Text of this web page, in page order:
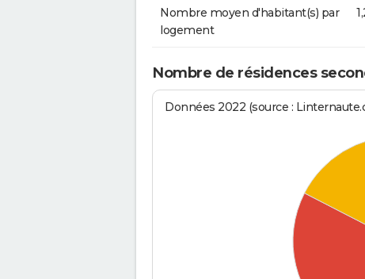
Nombre moyen d'habitant(s) par
logement
Nombre de résidences
Données 2022 (source :